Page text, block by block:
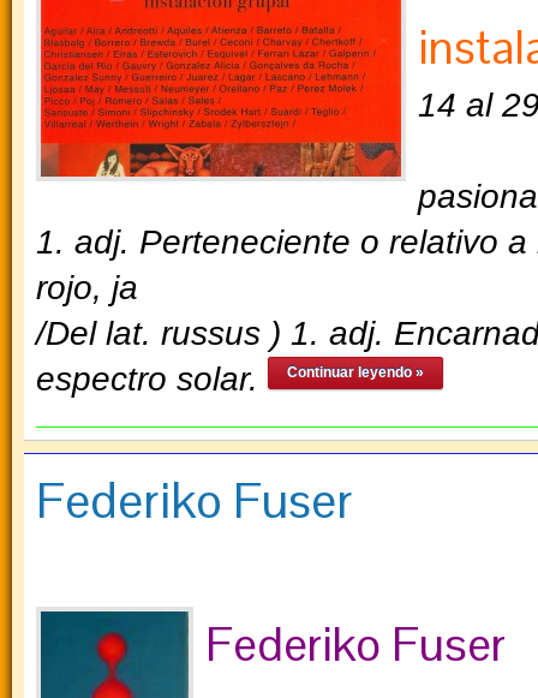
14 al
1. adj. Perteneciente o relativo
rojo, ja
/Del lat. russus ) 1. adj.
espectro solar.
Continuar leyendo »
Federiko Fuser
Federiko Fuser